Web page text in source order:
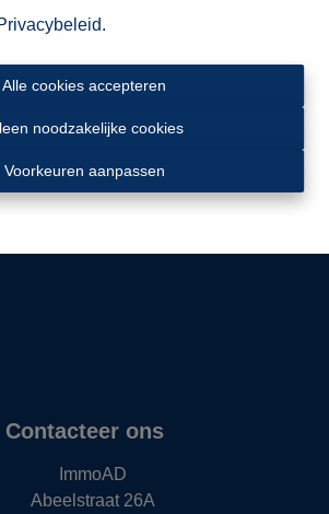
.
Alle cookies accepteren
noodzakelijke cookies
Voorkeuren aanpassen
Contacteer ons
ImmoAD
Abeelstraat 26A